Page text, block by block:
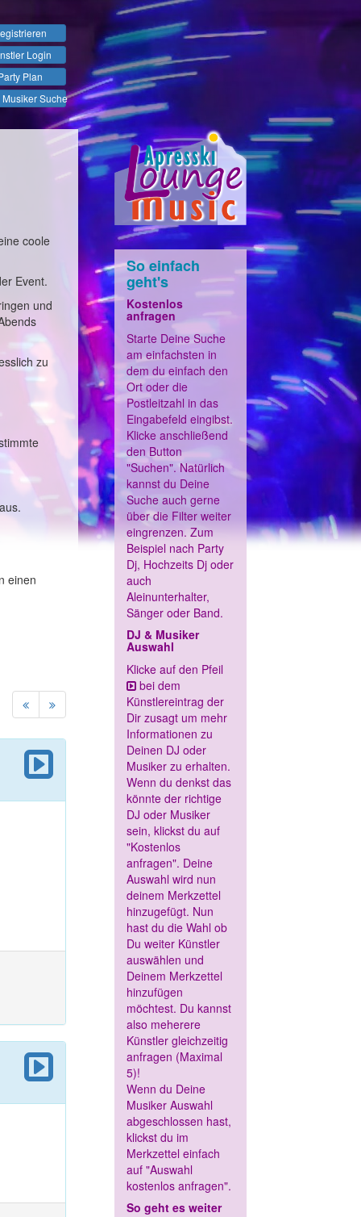
Login
Plan
Musiker Suche
coole
Event.
und
zu
einen
So einfach
geht's
Kostenlos
anfragen
Starte Deine Suche
am einfachsten in
dem du einfach den
Ort oder die
Postleitzahl in das
Eingabefeld eingibst.
Klicke anschließend
den Button
"Suchen". Natürlich
kannst du Deine
Suche auch gerne
über die Filter weiter
eingrenzen. Zum
Beispiel nach Party
Dj, Hochzeits Dj oder
auch
Aleinunterhalter,
Sänger oder Band.
DJ & Musiker
Auswahl
Klicke auf den Pfeil
bei dem
Künstlereintrag der
Dir zusagt um mehr
Informationen zu
Deinen DJ oder
Musiker zu erhalten.
Wenn du denkst das
könnte der richtige
DJ oder Musiker
sein, klickst du auf
"Kostenlos
anfragen". Deine
Auswahl wird nun
deinem Merkzettel
hinzugefügt. Nun
hast du die Wahl ob
Du weiter Künstler
auswählen und
Deinem Merkzettel
hinzufügen
möchtest. Du kannst
also meherere
Künstler gleichzeitig
anfragen (Maximal
5)!
Wenn du Deine
Musiker Auswahl
abgeschlossen hast,
klickst du im
Merkzettel einfach
auf "Auswahl
kostenlos anfragen".
So geht es weiter